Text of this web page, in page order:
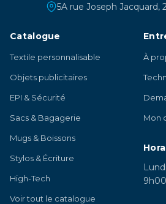
5A rue Joseph Jacquard,
Catalogue
Textile personnalisable
Objets publicitaires
EPI & Sécurité
Sacs & Bagagerie
Mugs & Boissons
Stylos & Écriture
High-Tech
Voir tout le catalogue
À
Mon